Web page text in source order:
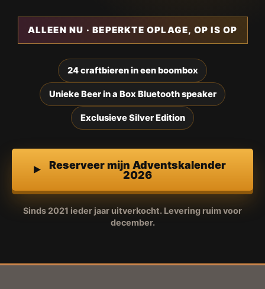
ALLEEN NU · BEPERKTE OPLAGE, OP IS OP
24 craftbieren in een boombox
Unieke Beer in a Box Bluetooth speaker
Exclusieve Silver Edition
Reserveer mijn Adventskalender
2026
Sinds 2021 ieder jaar uitverkocht. Levering ruim voor
december.